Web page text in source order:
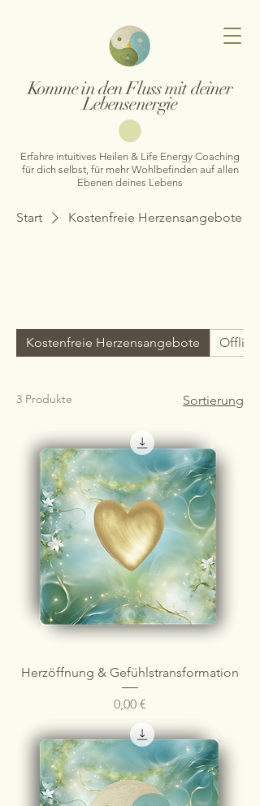
Komme in den Fluss mit deiner
Lebensenergie
Erfahre intuitives Heilen & Life Energy Coaching
für dich selbst, für mehr Wohlbefinden auf allen
Ebenen deines Lebens
Start Kostenfreie Herzensangebote
Kostenfreie Herzensangebote
3 Produkte Sortierung
Herzöffnung & Gefühlstransformation
Preis
0,00 €